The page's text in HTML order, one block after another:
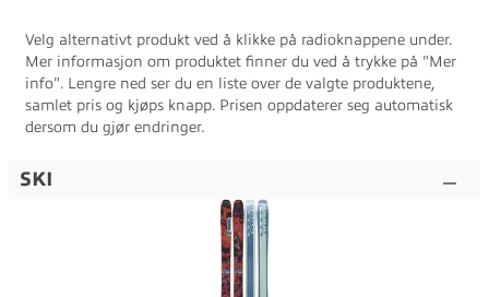
Velg alternativt produkt ved å klikke på radioknappene under.
Mer informasjon om produktet finner du ved å trykke på "Mer
info". Lengre ned ser du en liste over de valgte produktene,
samlet pris og kjøps knapp. Prisen oppdaterer seg automatisk
dersom du gjør endringer.
SKI